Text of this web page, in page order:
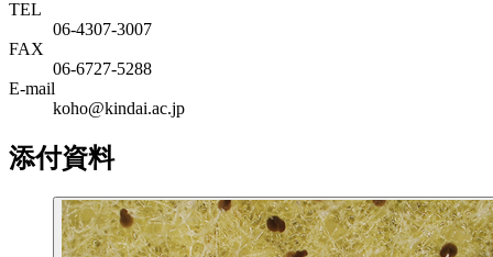
TEL
06‐4307‐3007
FAX
06‐6727‐5288
E-mail
koho@kindai.ac.jp
添付資料